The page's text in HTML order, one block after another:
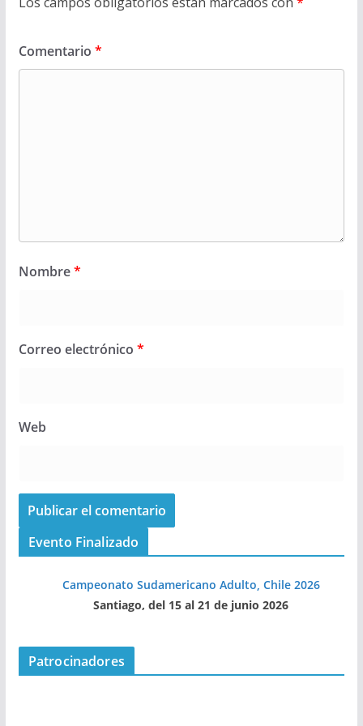
Comentario *
Nombre*
Correo electrónico *
Web
Evento Finalizado
Campeonato Sudamericano Adulto, Chile 2026
Santiago, del 15 al 21 de junio 2026
Patrocinadores